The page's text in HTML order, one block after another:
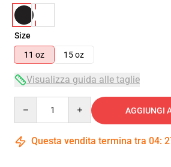
Size
11 oz
15 oz
Visualizza guida alle taglie
AGGIUNGI
Questa vendita termina tra 04: